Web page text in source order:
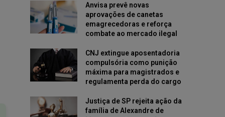
Anvisa prevê novas
aprovações de canetas
emagrecedoras e reforça
combate ao mercado ilegal
CNJ extingue aposentadoria
compulsória como punição
máxima para magistrados e
regulamenta perda do cargo
Justiça de SP rejeita ação da
família de Alexandre de